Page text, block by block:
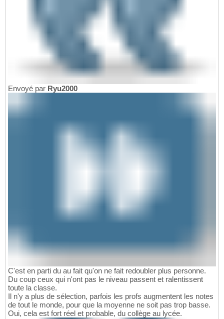
Envoyé par Ryu2000
C'est en parti du au fait qu'on ne fait redoubler plus personne.
Du coup ceux qui n'ont pas le niveau passent et ralentissent
toute la classe.
Il n'y a plus de sélection, parfois les profs augmentent les notes
de tout le monde, pour que la moyenne ne soit pas trop basse.
Oui, cela est fort réel et probable, du collège au lycée.